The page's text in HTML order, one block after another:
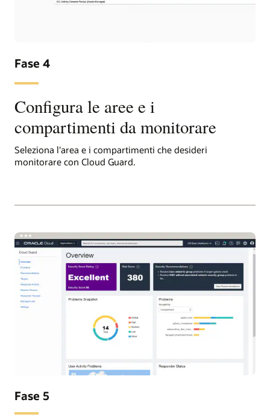
Fase 4
Configura le aree e i
compartimenti da monitorare
Seleziona l'area e i compartimenti che desideri
monitorare con Cloud Guard.
Fase 5